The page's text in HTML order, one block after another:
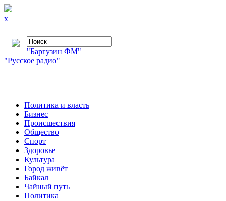
x
"Баргузин ФМ"
"Русское радио"
Политика и власть
Бизнес
Происшествия
Общество
Cпорт
Здоровье
Культура
Город живёт
Байкал
Чайный путь
Политика